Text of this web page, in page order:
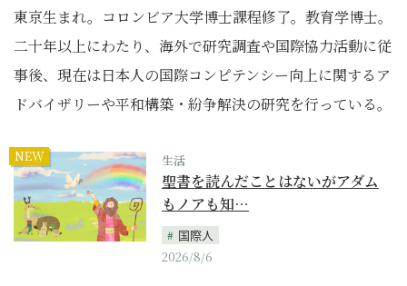
東京生まれ。コロンビア大学博士課程修了。教育学博士。
二十年以上にわたり、海外で研究調査や国際協力活動に従
事後、現在は日本人の国際コンピテンシー向上に関するア
ドバイザリーや平和構築・紛争解決の研究を行っている。
NEW 生活
聖書を読んだことはないがアダム
もノアも知…
国際人
2026/8/6